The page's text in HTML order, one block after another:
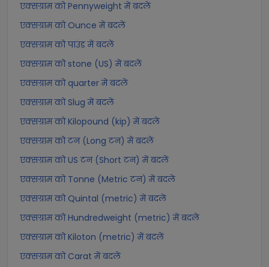
एक्सग्राम को Pennyweight में बदलें
एक्सग्राम को Ounce में बदलें
एक्सग्राम को पाउंड में बदलें
एक्सग्राम को stone (US) में बदलें
एक्सग्राम को quarter में बदलें
एक्सग्राम को Slug में बदलें
एक्सग्राम को Kilopound (kip) में बदलें
एक्सग्राम को टन (Long टन) में बदलें
एक्सग्राम को US टन (Short टन) में बदलें
एक्सग्राम को Tonne (Metric टन) में बदलें
एक्सग्राम को Quintal (metric) में बदलें
एक्सग्राम को Hundredweight (metric) में बदलें
एक्सग्राम को Kiloton (metric) में बदलें
एक्सग्राम को Carat में बदलें